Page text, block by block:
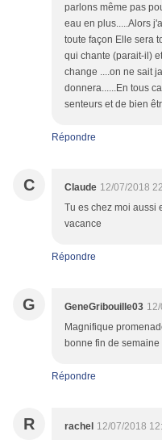
parlons même pas
eau en plus.....Alors
toute façon Elle sera
qui chante (parait-il)
change ....on ne sait
donnera......En tous
senteurs et de bien
Répondre
C Claude 12/07/2018
Tu es chez moi aussi
vacance
Répondre
G GeneGribouille03
Magnifique
bonne fin de semaine
Répondre
R rachel 12/07/2018